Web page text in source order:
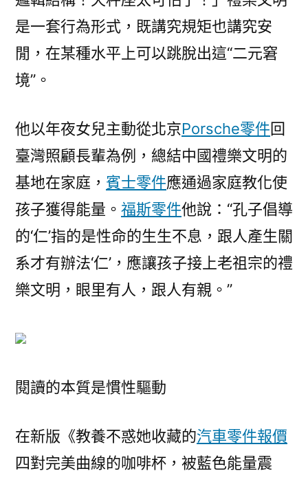
是一套行為形式，既講究規矩也講究安
閒，在某種水平上可以跳脫出這“二元窘
境”。
他以年夜女兒主動從北京Porsche零件回
臺灣照顧長輩為例，總結中國禮樂文明的
基地在家庭， 賓士零件應通過家庭教化使
孩子獲得能量。 福斯零件他說：“孔子倡導
的‘仁’指的是性命的生生不息，跟人產生關
系才有辦法‘仁’，應讓孩子接上老祖宗的禮
樂文明，眼里有人，跟人有親。”
閱讀的本質是慣性驅動
在新版《教養不惑她收藏的汽車零件報價
四對完美曲線的咖啡杯，被藍色能量震